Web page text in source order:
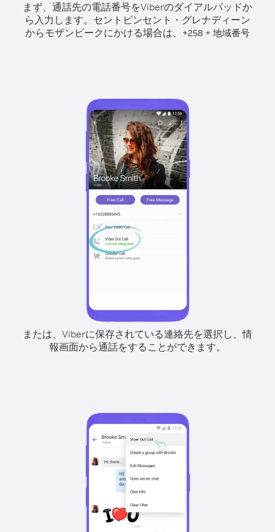
まず、通話先の電話番号をViberのダイアルパッドか
ら入力します。 セントビンセント・グレナディーン
からモザンビークにかける場合は、 +258 + 地域番号
または、Viberに保存されている連絡先を選択し、情
報画面から通話をすることができます。